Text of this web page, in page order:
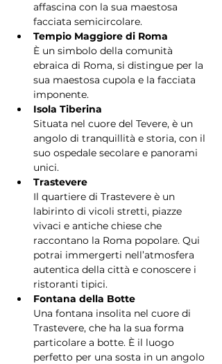
affascina con la sua maestosa
facciata semicircolare.
Tempio Maggiore di Roma
È un simbolo della comunità
ebraica di Roma, si distingue per la
sua maestosa cupola e la facciata
imponente.
Isola Tiberina
Situata nel cuore del Tevere, è un
angolo di tranquillità e storia, con il
suo ospedale secolare e panorami
unici.
Trastevere
Il quartiere di Trastevere è un
labirinto di vicoli stretti, piazze
vivaci e antiche chiese che
raccontano la Roma popolare. Qui
potrai immergerti nell’atmosfera
autentica della città e conoscere i
ristoranti tipici.
Fontana della Botte
Una fontana insolita nel cuore di
Trastevere, che ha la sua forma
particolare a botte. È il luogo
perfetto per una sosta in un angolo